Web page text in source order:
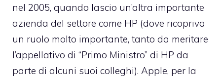
nel 2005, quando lascio un’altra importante
azienda del settore come HP (dove ricopriva
un ruolo molto importante, tanto da meritare
l’appellativo di “Primo Ministro” di HP da
parte di alcuni suoi colleghi). Apple, per la